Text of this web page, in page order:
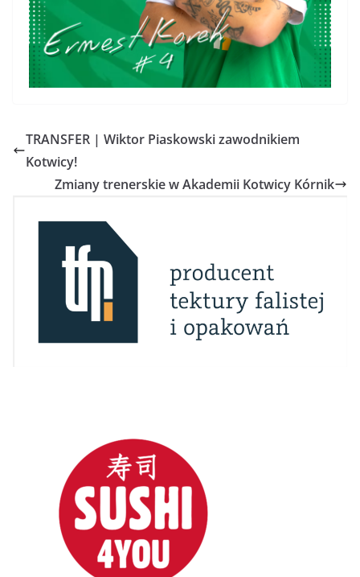
TRANSFER | Wiktor Piaskowski zawodnikiem
Kotwicy!
Zmiany trenerskie w Akademii Kotwicy Kórnik